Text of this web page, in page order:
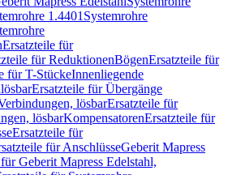
1.4401 Systemrohre
Ersatzteile für
für ReduktionenBögenErsatzteile für
für T-StückeInnenliegende
Ersatzteile für Übergänge
lösbarErsatzteile für
lösbarKompensatorenErsatzteile für
Ersatzteile für
für AnschlüsseGeberit Mapress
Geberit Mapress Edelstahl,